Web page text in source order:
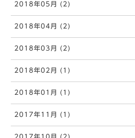
2018年05月 (2)
2018年04月 (2)
2018年03月 (2)
2018年02月 (1)
2018年01月 (1)
2017年11月 (1)
2017年10月 (2)